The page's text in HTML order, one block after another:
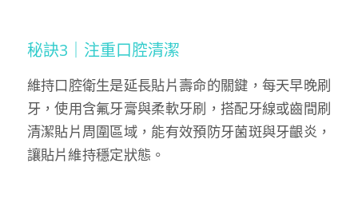
秘訣3｜注重口腔清潔
維持口腔衛生是延長貼片壽命的關鍵，每天早晚刷
牙，使用含氟牙膏與柔軟牙刷，搭配牙線或齒間刷
清潔貼片周圍區域，能有效預防牙菌斑與牙齦炎，
讓貼片維持穩定狀態。